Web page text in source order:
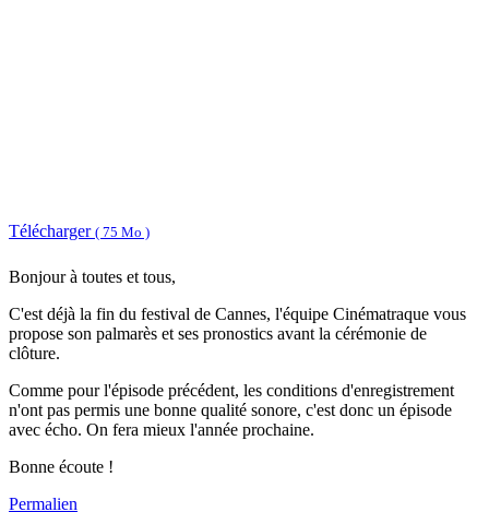
Télécharger ( 75 Mo )
Bonjour à toutes et tous,
C'est déjà la fin du festival de Cannes, l'équipe Cinématraque vous
propose son palmarès et ses pronostics avant la cérémonie de
clôture.
Comme pour l'épisode précédent, les conditions d'enregistrement
n'ont pas permis une bonne qualité sonore, c'est donc un épisode
avec écho. On fera mieux l'année prochaine.
Bonne écoute !
Permalien